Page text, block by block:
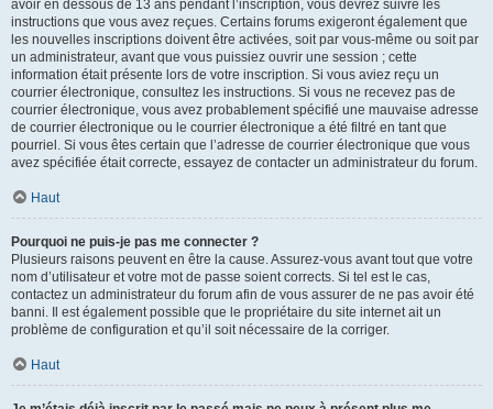
avoir en dessous de 13 ans pendant l’inscription, vous devrez suivre les
instructions que vous avez reçues. Certains forums exigeront également que
les nouvelles inscriptions doivent être activées, soit par vous-même ou soit par
un administrateur, avant que vous puissiez ouvrir une session ; cette
information était présente lors de votre inscription. Si vous aviez reçu un
courrier électronique, consultez les instructions. Si vous ne recevez pas de
courrier électronique, vous avez probablement spécifié une mauvaise adresse
de courrier électronique ou le courrier électronique a été filtré en tant que
pourriel. Si vous êtes certain que l’adresse de courrier électronique que vous
avez spécifiée était correcte, essayez de contacter un administrateur du forum.
Haut
Pourquoi ne puis-je pas me connecter ?
Plusieurs raisons peuvent en être la cause. Assurez-vous avant tout que votre
nom d’utilisateur et votre mot de passe soient corrects. Si tel est le cas,
contactez un administrateur du forum afin de vous assurer de ne pas avoir été
banni. Il est également possible que le propriétaire du site internet ait un
problème de configuration et qu’il soit nécessaire de la corriger.
Haut